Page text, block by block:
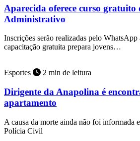
Aparecida oferece curso
Administrativo
Inscrições serão realizadas pelo
capacitação gratuita prepara jovens…
Esportes 2 min de leitura
Dirigente da Anapolina é
apartamento
A causa da morte ainda não foi informada
Polícia Civil